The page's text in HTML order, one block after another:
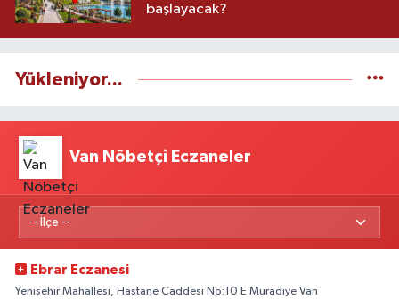
başlayacak?
Yükleniyor...
Van Nöbetçi Eczaneler
Ebrar Eczanesi
Yenişehir Mahallesi, Hastane Caddesi No:10 E Muradiye Van